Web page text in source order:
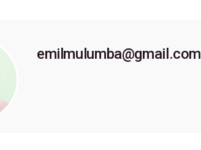
emilmulumba@gmail.com